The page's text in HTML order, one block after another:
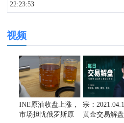
22:23:53
22:22:55
22:22:44
22:20:28
视频
INE原油收盘上涨，
市场担忧俄罗斯原
宗：
黄金交易解盘